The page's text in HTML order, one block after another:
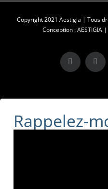
Copyright 2021 Aestigia | Tous
Conception : AESTIGIA
X
Rappelez-